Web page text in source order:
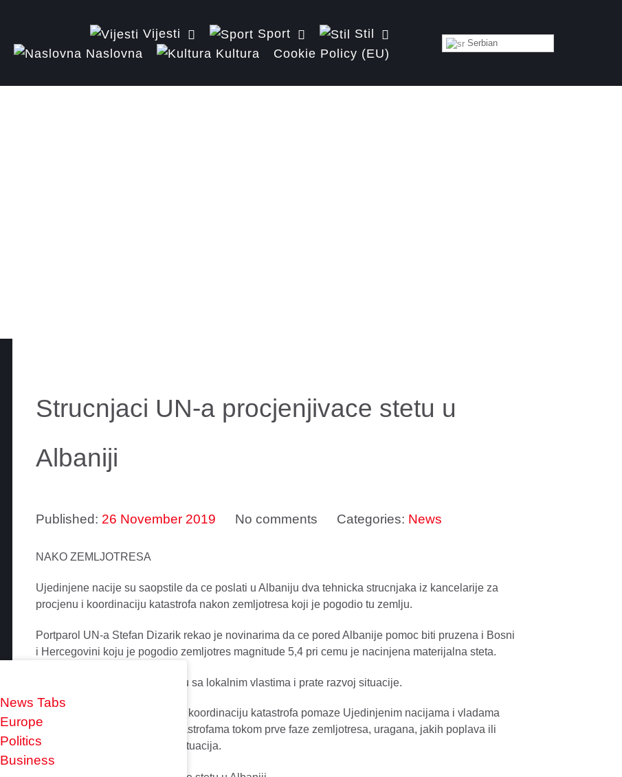
Vijesti Sport
Stil
Naslovna
Kultura Cookie Policy (EU)
Serbian
News Tabs
Europe
Politics
Business
Strucnjaci UN-a procjenjivace stetu u
Albaniji
Published: 26 November 2019 No comments Categories: News
NAKO ZEMLJOTRESA
Ujedinjene nacije su saopstile da ce poslati u Albaniju dva tehnicka strucnjaka iz kancelarije za
procjenu i koordinaciju katastrofa nakon zemljotresa koji je pogodio tu zemlju.
Portparol UN-a Stefan Dizarik rekao je novinarima da ce pored Albanije pomoc biti pruzena i Bosni
i Hercegovini koju je pogodio zemljotres magnitude 5,4 pri cemu je nacinjena materijalna steta.
Ujedinjene nacije su u kontaktu sa lokalnim vlastima i prate razvoj situacije.
Kancelarija UN-a za procjenu i koordinaciju katastrofa pomaze Ujedinjenim nacijama i vladama
zemalja koje su pogodene katastrofama tokom prve faze zemljotresa, uragana, jakih poplava ili
drugih iznenadnih vanrednih situacija.